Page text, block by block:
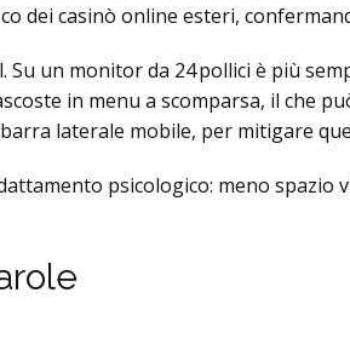
dei casinò online esteri,
un monitor da 24 pollici è più
in menu a scomparsa, il che
laterale mobile, per mitigare
psicologico: meno spazio